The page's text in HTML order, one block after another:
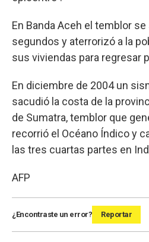
En Banda Aceh el temblor
segundos y aterrorizó a la
sus viviendas para regresar
En diciembre de 2004 un
sacudió la costa de la
de Sumatra, temblor que
recorrió el Océano Índico y
las tres cuartas partes en
AFP
¿Encontraste un error? Reportar